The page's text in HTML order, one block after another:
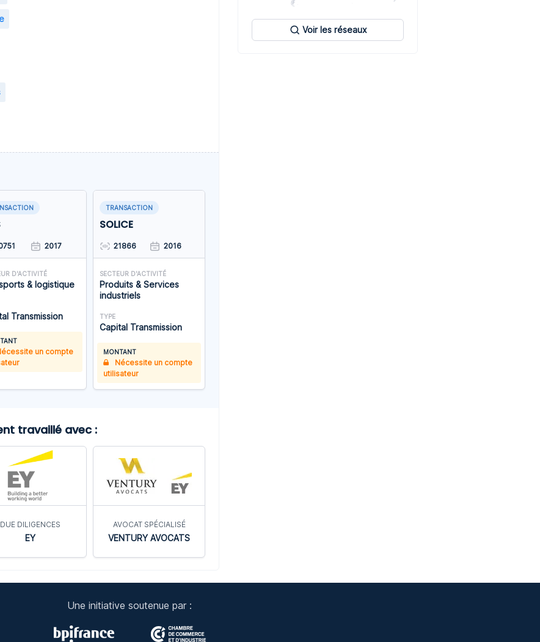
2017
D'ACTIVITÉ
& logistique
Transmission
un compte
TRANSACTION
SOLICE
21866 2016
SECTEUR D'ACTIVITÉ
Produits & Services
industriels
TYPE
Capital Transmission
MONTANT
Nécessite un compte
utilisateur
travaillé avec :
DUE DILIGENCES
EY
AVOCAT SPÉCIALISÉ
VENTURY AVOCATS
Voir les réseaux
Une initiative soutenue par :